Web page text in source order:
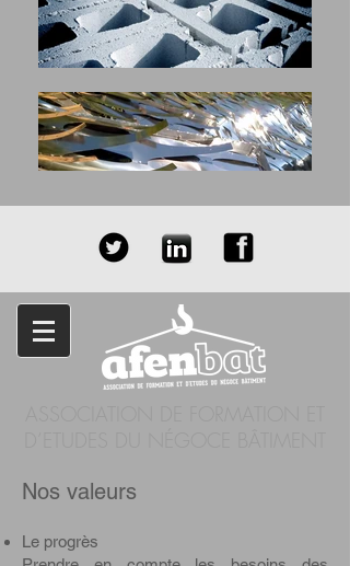
Nos valeurs
Le progrès